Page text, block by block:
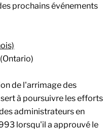
prochains événements
de l'arrimage des
à poursuivre les efforts
administrateurs en
lorsqu'il a approuvé le